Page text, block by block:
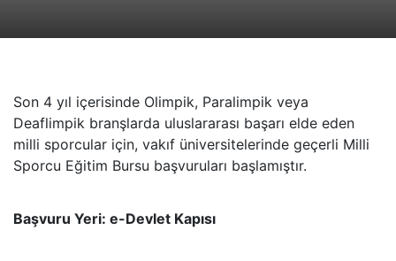
Son 4 yıl içerisinde Olimpik, Paralimpik veya
Deaflimpik branşlarda uluslararası başarı elde eden
milli sporcular için, vakıf üniversitelerinde geçerli Milli
Sporcu Eğitim Bursu başvuruları başlamıştır.
Başvuru Yeri: e-Devlet Kapısı